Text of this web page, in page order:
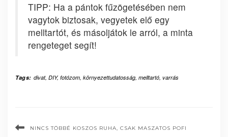
TIPP: Ha a pántok fűzögetésében nem
vagytok biztosak, vegyetek elő egy
melltartót, és másoljátok le arról, a minta
rengeteget segít!
Tags: divat, DIY, fotózom, környezettudatosság, melltartó, varrás
NINCS TÖBBÉ KOSZOS RUHA, CSAK MASZATOS POFI